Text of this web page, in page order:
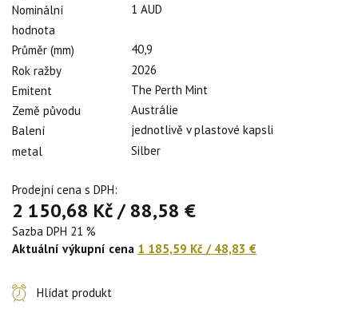
Nominální
hodnota
1 AUD
Průměr (mm)
40,9
Rok ražby
2026
Emitent
The Perth Mint
Země původu
Austrálie
Balení
jednotlivě v plastové kapsli
metal
Silber
Prodejní cena s DPH:
2 150,68 Kč/88,58 €
Sazba DPH 21 %
Aktuální výkupní cena 1 185,59 Kč / 48,83 €
Hlídat produkt